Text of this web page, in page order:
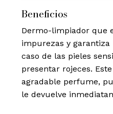
Beneficios
Dermo-limpiador que
impurezas y
caso de las pieles
presentar rojeces.
agradable perfume,
le devuelve